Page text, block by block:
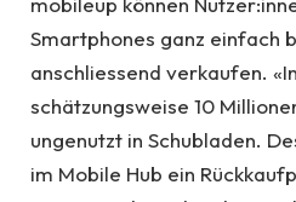
Smartphones ganz einfach
anschliessend verkaufen.
schätzungsweise 10
ungenutzt in Schubladen.
im Mobile Hub ein